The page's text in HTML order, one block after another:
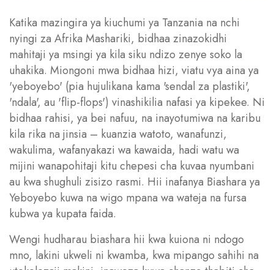
Katika mazingira ya kiuchumi ya Tanzania na nchi
nyingi za Afrika Mashariki, bidhaa zinazokidhi
mahitaji ya msingi ya kila siku ndizo zenye soko la
uhakika. Miongoni mwa bidhaa hizi, viatu vya aina ya
'yeboyebo' (pia hujulikana kama 'sendal za plastiki',
'ndala', au 'flip-flops') vinashikilia nafasi ya kipekee. Ni
bidhaa rahisi, ya bei nafuu, na inayotumiwa na karibu
kila rika na jinsia – kuanzia watoto, wanafunzi,
wakulima, wafanyakazi wa kawaida, hadi watu wa
mijini wanapohitaji kitu chepesi cha kuvaa nyumbani
au kwa shughuli zisizo rasmi. Hii inafanya Biashara ya
Yeboyebo kuwa na wigo mpana wa wateja na fursa
kubwa ya kupata faida.
Wengi hudharau biashara hii kwa kuiona ni ndogo
mno, lakini ukweli ni kwamba, kwa mipango sahihi na